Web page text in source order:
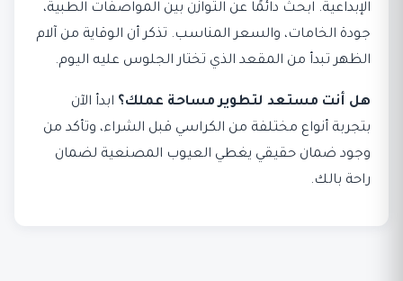
الإبداعية. ابحث دائمًا عن التوازن بين المواصفات الطبية،
جودة الخامات، والسعر المناسب. تذكر أن الوقاية من آلام
الظهر تبدأ من المقعد الذي تختار الجلوس عليه اليوم.
هل أنت مستعد لتطوير مساحة عملك؟ ابدأ الآن
بتجربة أنواع مختلفة من الكراسي قبل الشراء، وتأكد من
وجود ضمان حقيقي يغطي العيوب المصنعية لضمان
راحة بالك.